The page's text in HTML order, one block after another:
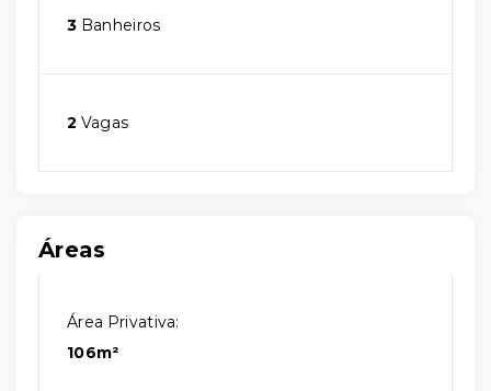
3 Banheiros
2 Vagas
Áreas
Área Privativa:
106m²